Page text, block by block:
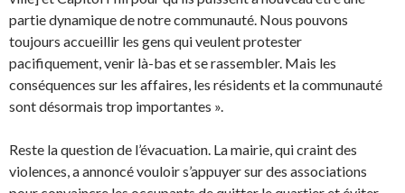
partie dynamique de notre communauté. Nous pouvons
toujours accueillir les gens qui veulent protester
pacifiquement, venir là-bas et se rassembler. Mais les
conséquences sur les affaires, les résidents et la communauté
sont désormais trop importantes ».
Reste la question de l’évacuation. La mairie, qui craint des
violences, a annoncé vouloir s’appuyer sur des associations